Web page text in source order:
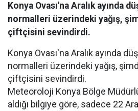
Konya Ovası'na Aralık ayında
normalleri üzerindeki yağış,
çiftçisini sevindirdi.
Konya Ovası'na Aralık ayında
normalleri üzerindeki yağış,
çiftçisini sevindirdi.
Meteoroloji Konya Bölge
aldığı bilgiye göre, sadece 22